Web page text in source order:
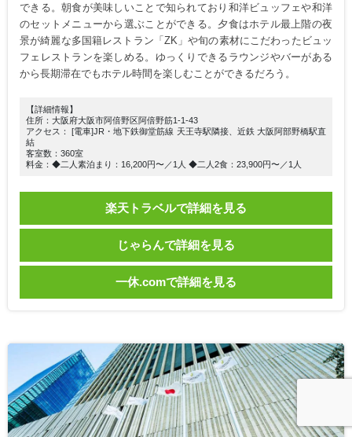
できる。朝食が美味しいことで知られており和洋ビュッフェや和洋
のセットメニューから選ぶことができる。夕食はホテル最上階の夜
景が綺麗な多国籍レストラン「ZK」や旬の素材にこだわったビュッ
フェレストランを楽しめる。ゆっくりできるラウンジやバーがある
から長期滞在でもホテル時間を楽しむことができるだろう。
【詳細情報】
住所：大阪府大阪市阿倍野区阿倍野筋1-1-43
アクセス： [電車]JR・地下鉄御堂筋線 天王寺駅隣接、近鉄 大阪阿部野橋駅直
結
客室数：360室
料金：◆二人素泊まり：16,200円〜／1人 ◆二人2食：23,900円〜／1人
楽天トラベルで詳細を見る
じゃらんで詳細を見る
一休.comで詳細を見る